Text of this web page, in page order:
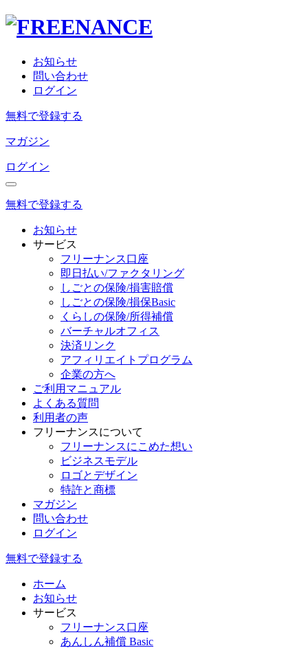
お知らせ
問い合わせ
ログイン
無料で登録する
マガジン
ログイン
無料で登録する
お知らせ
サービス
フリーナンス口座
即日払い/ファクタリング
しごとの保険/損害賠償
しごとの保険/損保Basic
くらしの保険/所得補償
バーチャルオフィス
決済リンク
アフィリエイトプログラム
企業の方へ
ご利用マニュアル
よくある質問
利用者の声
フリーナンスについて
フリーナンスにこめた想い
ビジネスモデル
ロゴとデザイン
特許と商標
マガジン
問い合わせ
ログイン
無料で登録する
ホーム
お知らせ
サービス
フリーナンス口座
あんしん補償 Basic